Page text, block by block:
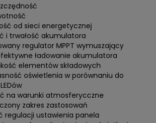
od sieci energetycznej
i trwałość akumulatora
regulator MPPT wymuszający
ładowanie akumulatora
elementów składowych
oświetlenia w porównaniu do
na warunki atmosferycczne
zakres zastosowań
regulacji ustawienia panela